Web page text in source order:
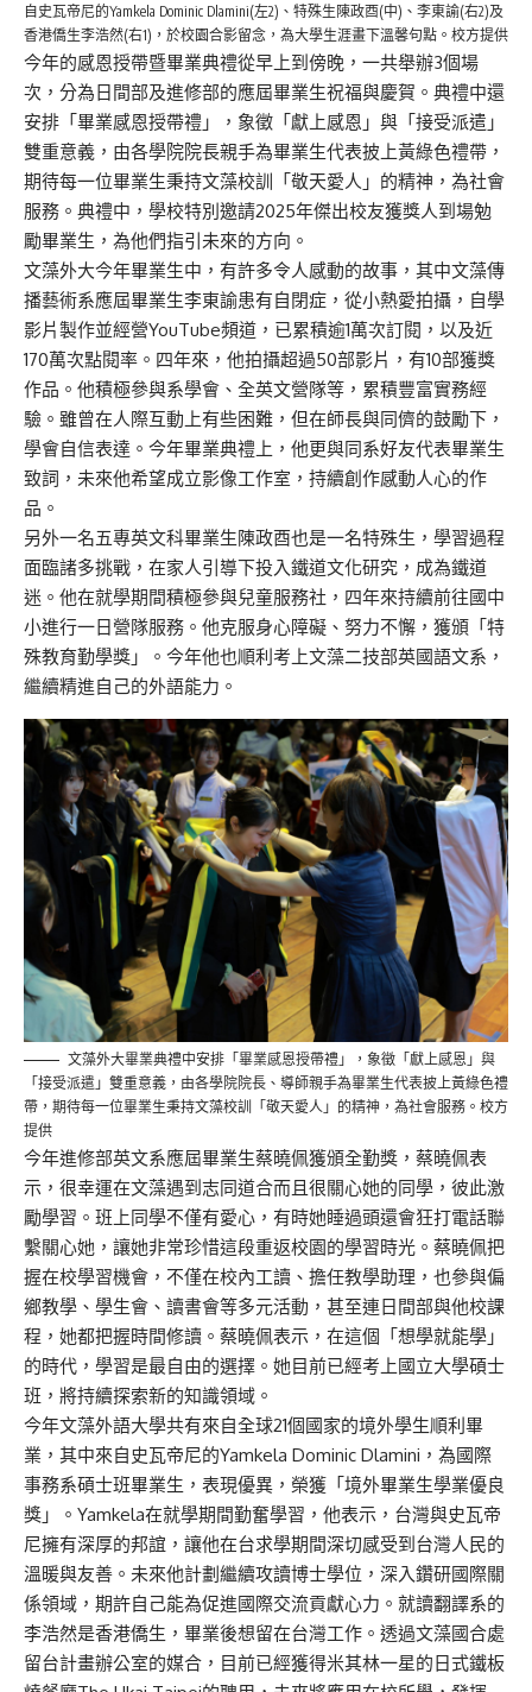
自史瓦帝尼的Yamkela Dominic Dlamini(左2)、特殊生陳政酉(中)、李東諭(右2)及
香港僑生李浩然(右1)，於校園合影留念，為大學生涯畫下溫馨句點。校方提供
今年的感恩授帶暨畢業典禮從早上到傍晚，一共舉辦3個場
次，分為日間部及進修部的應屆畢業生祝福與慶賀。典禮中還
安排「畢業感恩授帶禮」，象徵「獻上感恩」與「接受派遣」
雙重意義，由各學院院長親手為畢業生代表披上黃綠色禮帶，
期待每一位畢業生秉持文藻校訓「敬天愛人」的精神，為社會
服務。典禮中，學校特別邀請2025年傑出校友獲獎人到場勉
勵畢業生，為他們指引未來的方向。
文藻外大今年畢業生中，有許多令人感動的故事，其中文藻傳
播藝術系應屆畢業生李東諭患有自閉症，從小熱愛拍攝，自學
影片製作並經營YouTube頻道，已累積逾1萬次訂閱，以及近
170萬次點閱率。四年來，他拍攝超過50部影片，有10部獲獎
作品。他積極參與系學會、全英文營隊等，累積豐富實務經
驗。雖曾在人際互動上有些困難，但在師長與同儕的鼓勵下，
學會自信表達。今年畢業典禮上，他更與同系好友代表畢業生
致詞，未來他希望成立影像工作室，持續創作感動人心的作
品。
另外一名五專英文科畢業生陳政酉也是一名特殊生，學習過程
面臨諸多挑戰，在家人引導下投入鐵道文化研究，成為鐵道
迷。他在就學期間積極參與兒童服務社，四年來持續前往國中
小進行一日營隊服務。他克服身心障礙、努力不懈，獲頒「特
殊教育勤學獎」。今年他也順利考上文藻二技部英國語文系，
繼續精進自己的外語能力。
文藻外大畢業典禮中安排「畢業感恩授帶禮」，象徵「獻上感恩」與
「接受派遣」雙重意義，由各學院院長、導師親手為畢業生代表披上黃綠色禮
帶，期待每一位畢業生秉持文藻校訓「敬天愛人」的精神，為社會服務。校方
提供
今年進修部英文系應屆畢業生蔡曉佩獲頒全勤獎，蔡曉佩表
示，很幸運在文藻遇到志同道合而且很關心她的同學，彼此激
勵學習。班上同學不僅有愛心，有時她睡過頭還會狂打電話聯
繫關心她，讓她非常珍惜這段重返校園的學習時光。蔡曉佩把
握在校學習機會，不僅在校內工讀、擔任教學助理，也參與偏
鄉教學、學生會、讀書會等多元活動，甚至連日間部與他校課
程，她都把握時間修讀。蔡曉佩表示，在這個「想學就能學」
的時代，學習是最自由的選擇。她目前已經考上國立大學碩士
班，將持續探索新的知識領域。
今年文藻外語大學共有來自全球21個國家的境外學生順利畢
業，其中來自史瓦帝尼的Yamkela Dominic Dlamini，為國際
事務系碩士班畢業生，表現優異，榮獲「境外畢業生學業優良
獎」。Yamkela在就學期間勤奮學習，他表示，台灣與史瓦帝
尼擁有深厚的邦誼，讓他在台求學期間深切感受到台灣人民的
溫暖與友善。未來他計劃繼續攻讀博士學位，深入鑽研國際關
係領域，期許自己能為促進國際交流貢獻心力。就讀翻譯系的
李浩然是香港僑生，畢業後想留在台灣工作。透過文藻國合處
留台計畫辦公室的媒合，目前已經獲得米其林一星的日式鐵板